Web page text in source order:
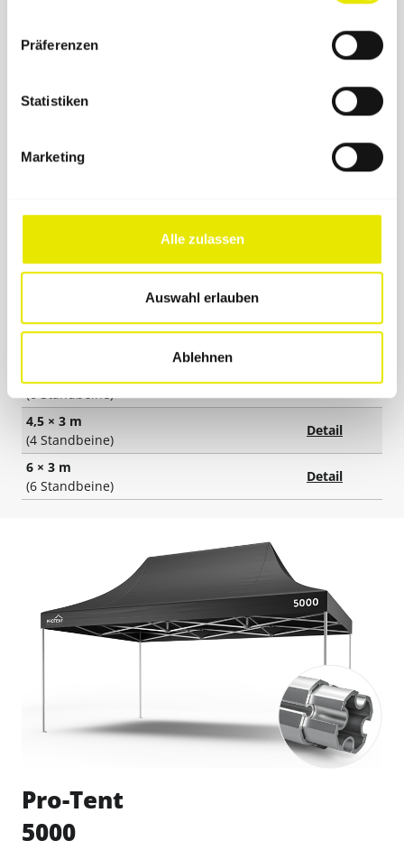
Präferenzen
Statistiken
Marketing
Alle zulassen
Auswahl erlauben
Ablehnen
Innenkabine, auch als Indoor-Messesystem nutzbar.
Stabilität
(4 Standbeine)
Detail
3 × 3 m
Detail
Detail
4,5 × 3 m
(4 Standbeine)
Detail
6 × 3 m
(6 Standbeine)
Detail
Pro-Tent
5000